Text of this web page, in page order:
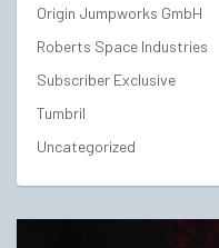
Origin Jumpworks GmbH
Roberts Space Industries
Subscriber Exclusive
Tumbril
Uncategorized